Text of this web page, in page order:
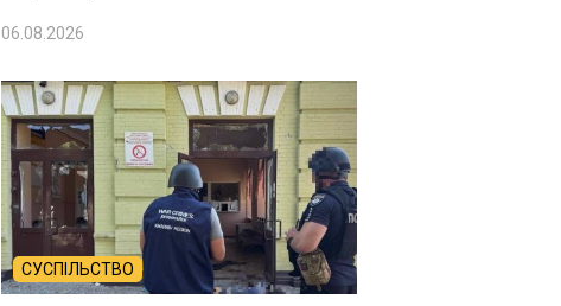
06.08.2026
СУСПІЛЬСТВО